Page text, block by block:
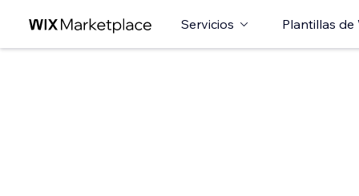
Servicios Plantillas de